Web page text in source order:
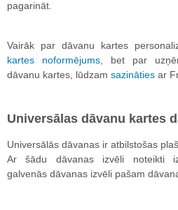
pagarināt.
Vairāk par dāvanu kartes
kartes noformējums , bet par
dāvanu kartes, lūdzam sazināties ar
Universālas dāvanu kartes
Universālās dāvanas ir atbilstošas
Ar šādu dāvanas izvēli noteikti
galvenās dāvanas izvēli pašam